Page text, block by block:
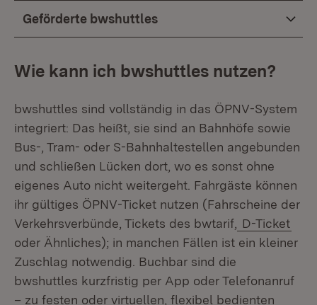
Geförderte bwshuttles
Wie kann ich bwshuttles nutzen?
bwshuttles sind vollständig in das ÖPNV-System
integriert: Das heißt, sie sind an Bahnhöfe sowie
Bus-, Tram- oder S-Bahnhaltestellen angebunden
und schließen Lücken dort, wo es sonst ohne
eigenes Auto nicht weitergeht. Fahrgäste können
ihr gültiges ÖPNV-Ticket nutzen (Fahrscheine der
Verkehrsverbünde, Tickets des bwtarif, D-Ticket
oder Ähnliches); in manchen Fällen ist ein kleiner
Zuschlag notwendig. Buchbar sind die
bwshuttles kurzfristig per App oder Telefonanruf
– zu festen oder virtuellen, flexibel bedienten